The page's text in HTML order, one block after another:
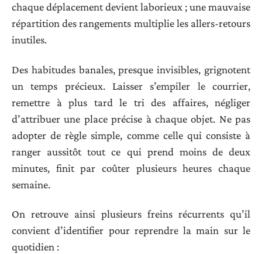
chaque déplacement devient laborieux ; une mauvaise
répartition des rangements multiplie les allers-retours
inutiles.
Des habitudes banales, presque invisibles, grignotent
un temps précieux. Laisser s’empiler le courrier,
remettre à plus tard le tri des affaires, négliger
d’attribuer une place précise à chaque objet. Ne pas
adopter de règle simple, comme celle qui consiste à
ranger aussitôt tout ce qui prend moins de deux
minutes, finit par coûter plusieurs heures chaque
semaine.
On retrouve ainsi plusieurs freins récurrents qu’il
convient d’identifier pour reprendre la main sur le
quotidien :